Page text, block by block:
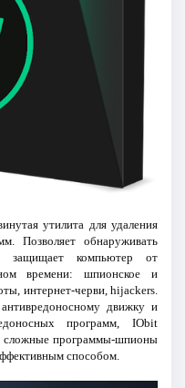
утилита для удаления
Позволяет обнаруживать
компьютер от
времени: шпионское и
интернет-черви, hijackers.
движку и
программ, IObit
сложные программы-шпионы
способом.